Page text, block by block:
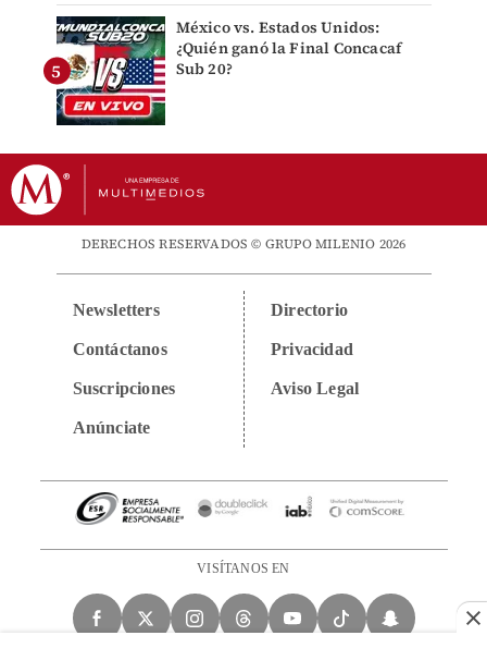
México vs. Estados Unidos:
¿Quién ganó la Final Concacaf
Sub 20?
DERECHOS RESERVADOS © GRUPO MILENIO 2026
Newsletters
Contáctanos
Suscripciones
Anúnciate
Directorio
Privacidad
Aviso Legal
VISÍTANOS EN